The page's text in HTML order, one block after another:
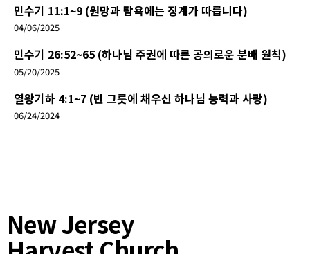
민수기 11:1~9 (원망과 탐욕에는 징계가 따릅니다)
04/06/2025
민수기 26:52~65 (하나님 주권에 따른 공의로운 분배 원칙)
05/20/2025
열왕기하 4:1~7 (빈 그릇에 채우신 하나님 능력과 사랑)
06/24/2024
New Jersey